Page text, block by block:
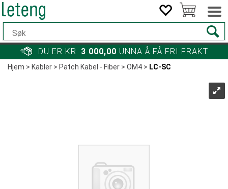
DU ER KR. 3 000,00 UNNA Å FÅ FRI FRAKT
Hjem>Kabler>Patch Kabel - Fiber>OM4> LC-SC